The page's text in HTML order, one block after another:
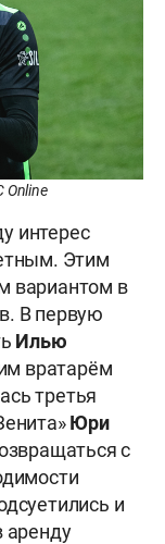
Online
интерес
Этим
вариантом в
В первую
Илью
вратарём
третья
Юри
с
и
аренду